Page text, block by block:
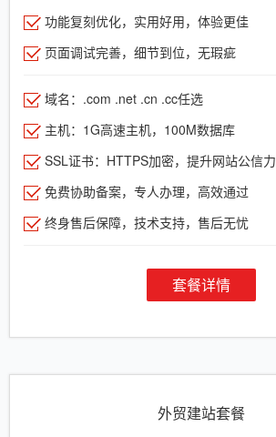
功能复刻优化，实用好用，体验更佳
页面调试完善，细节到位，无瑕疵
域名：.com .net .cn .cc任选
主机：1G高速主机，100M数据库
SSL证书：HTTPS加密，提升网站公信力
免费协助备案，专人办理，高效通过
终身售后保障，技术支持，售后无忧
套餐详情
外贸建站套餐